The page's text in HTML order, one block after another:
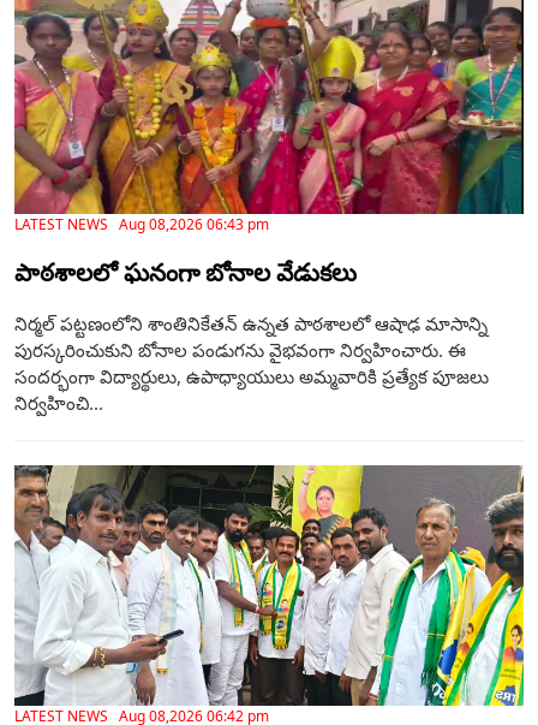
LATEST NEWS Aug 08,2026 06:43 pm
పాఠశాలలో ఘనంగా బోనాల వేడుకలు
నిర్మల్ పట్టణంలోని శాంతినికేతన్ ఉన్నత పాఠశాలలో ఆషాఢ మాసాన్ని
పురస్కరించుకుని బోనాల పండుగను వైభవంగా నిర్వహించారు. ఈ
సందర్భంగా విద్యార్థులు, ఉపాధ్యాయులు అమ్మవారికి ప్రత్యేక పూజలు
నిర్వహించి...
LATEST NEWS Aug 08,2026 06:42 pm